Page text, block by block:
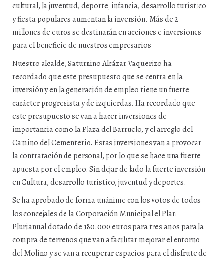
cultural, la juventud, deporte, infancia, desarrollo turístico
y fiesta populares aumentan la inversión. Más de 2
millones de euros se destinarán en acciones e inversiones
para el beneficio de nuestros empresarios
Nuestro alcalde, Saturnino Alcázar Vaquerizo ha
recordado que este presupuesto que se centra en la
inversión y en la generación de empleo tiene un fuerte
carácter progresista y de izquierdas. Ha recordado que
este presupuesto se van a hacer inversiones de
importancia como la Plaza del Barruelo, y el arreglo del
Camino del Cementerio. Estas inversiones van a provocar
la contratación de personal, por lo que se hace una fuerte
apuesta por el empleo. Sin dejar de lado la fuerte inversión
en Cultura, desarrollo turístico, juventud y deportes.
Se ha aprobado de forma unánime con los votos de todos
los concejales de la Corporación Municipal el Plan
Plurianual dotado de 180.000 euros para tres años para la
compra de terrenos que van a facilitar mejorar el entorno
del Molino y se van a recuperar espacios para el disfrute de